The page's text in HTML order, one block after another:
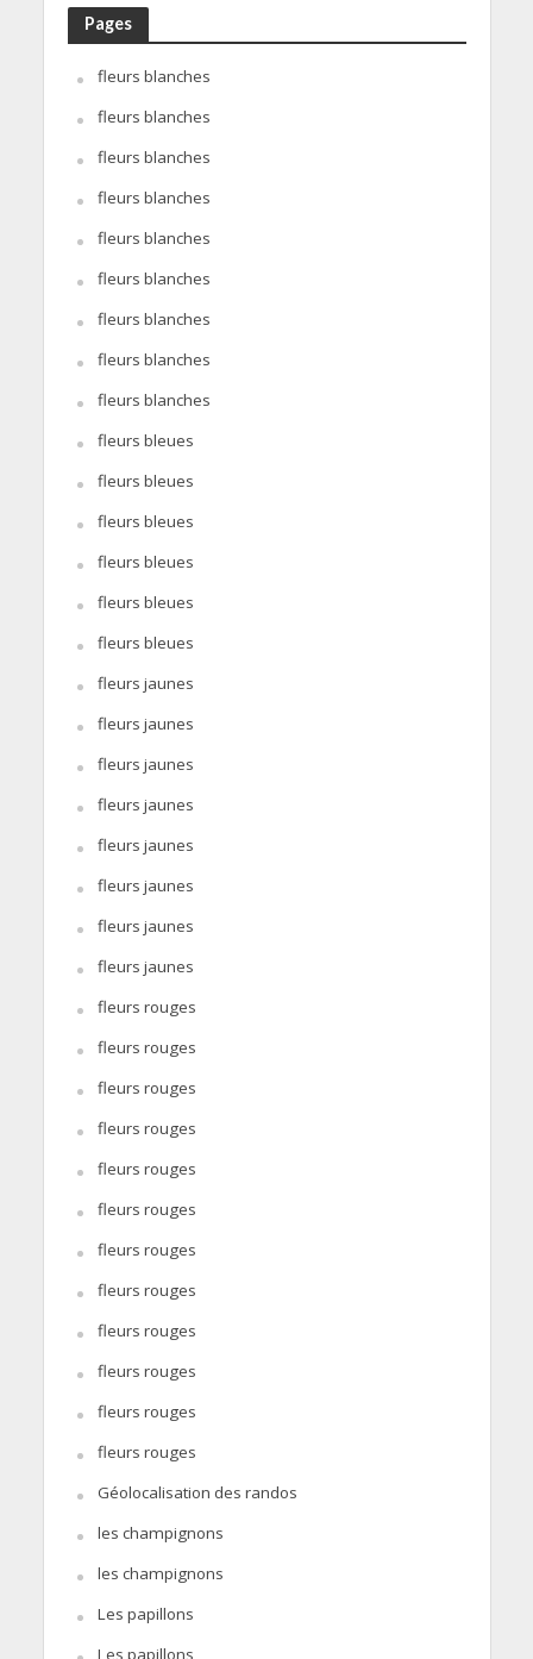
Pages
fleurs blanches
fleurs blanches
fleurs blanches
fleurs blanches
fleurs blanches
fleurs blanches
fleurs blanches
fleurs blanches
fleurs blanches
fleurs bleues
fleurs bleues
fleurs bleues
fleurs bleues
fleurs bleues
fleurs bleues
fleurs jaunes
fleurs jaunes
fleurs jaunes
fleurs jaunes
fleurs jaunes
fleurs jaunes
fleurs jaunes
fleurs jaunes
fleurs rouges
fleurs rouges
fleurs rouges
fleurs rouges
fleurs rouges
fleurs rouges
fleurs rouges
fleurs rouges
fleurs rouges
fleurs rouges
fleurs rouges
fleurs rouges
Géolocalisation des randos
les champignons
les champignons
Les papillons
Les papillons